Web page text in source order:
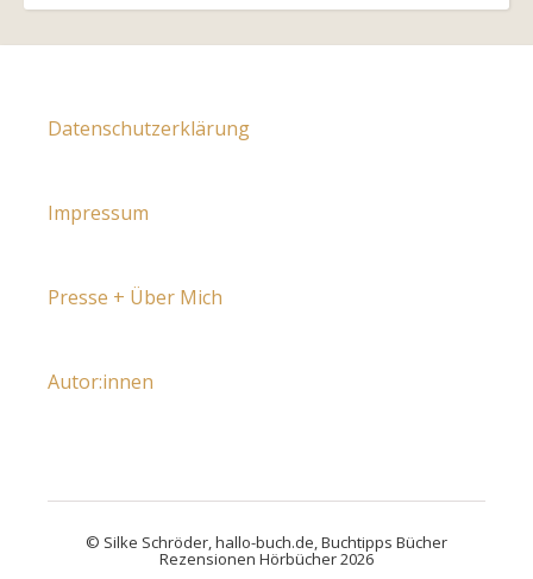
Datenschutzerklärung
Impressum
Presse + Über Mich
Autor:innen
© Silke Schröder, hallo-buch.de, Buchtipps Bücher
Rezensionen Hörbücher 2026